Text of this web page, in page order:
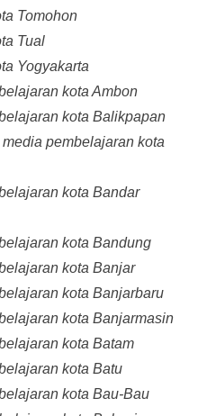
Tomohon
Tual
Yogyakarta
kota Ambon
kota Balikpapan
pembelajaran kota
kota Bandar
kota Bandung
kota Banjar
kota Banjarbaru
kota Banjarmasin
kota Batam
kota Batu
kota Bau-Bau